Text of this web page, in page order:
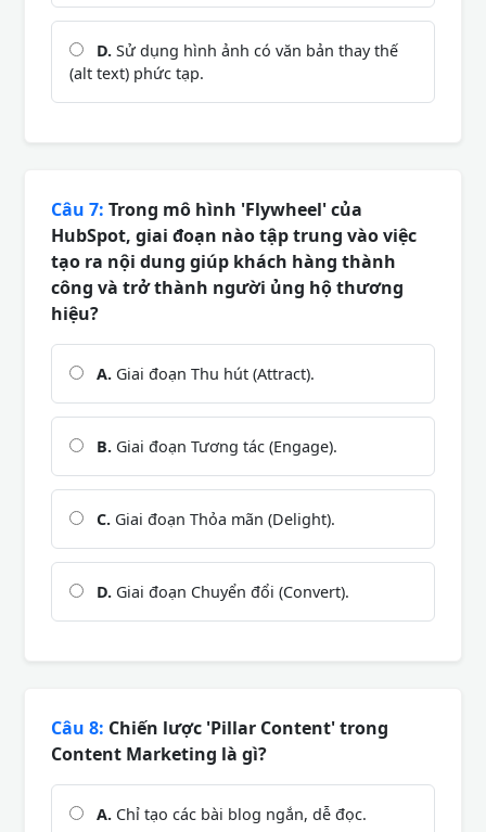
D. Sử dụng hình ảnh có văn bản thay thế
(alt text) phức tạp.
Câu 7: Trong mô hình 'Flywheel' của
HubSpot, giai đoạn nào tập trung vào việc
tạo ra nội dung giúp khách hàng thành
công và trở thành người ủng hộ thương
hiệu?
A. Giai đoạn Thu hút (Attract).
B. Giai đoạn Tương tác (Engage).
C. Giai đoạn Thỏa mãn (Delight).
D. Giai đoạn Chuyển đổi (Convert).
Câu 8: Chiến lược 'Pillar Content' trong
Content Marketing là gì?
A. Chỉ tạo các bài blog ngắn, dễ đọc.